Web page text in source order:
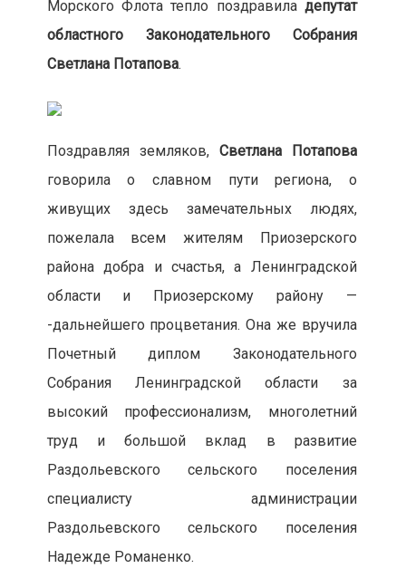
Морского Флота тепло поздравила депутат
областного Законодательного Собрания
Светлана Потапова.
Поздравляя земляков, Светлана Потапова
говорила о славном пути региона, о
живущих здесь замечательных людях,
пожелала всем жителям Приозерского
района добра и счастья, а Ленинградской
области и Приозерскому району —
-дальнейшего процветания. Она же вручила
Почетный диплом Законодательного
Собрания Ленинградской области за
высокий профессионализм, многолетний
труд и большой вклад в развитие
Раздольевского сельского поселения
специалисту администрации
Раздольевского сельского поселения
Надежде Романенко.